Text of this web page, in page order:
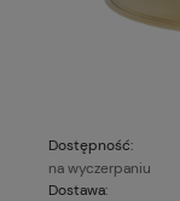
Dostępność:
na wyczerpaniu
Dostawa: